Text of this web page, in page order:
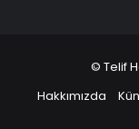
© Telif
Hakkımızda